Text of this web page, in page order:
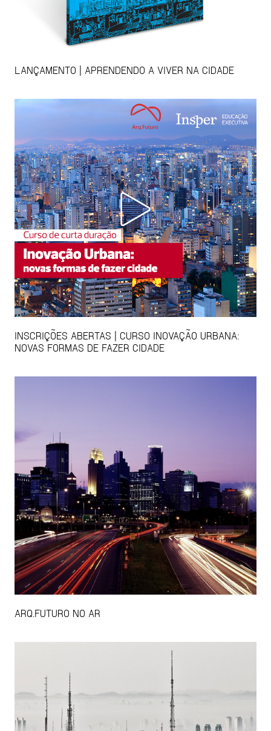
LANÇAMENTO | APRENDENDO A VIVER NA CIDADE
INSCRIÇÕES ABERTAS | CURSO INOVAÇÃO URBANA:
NOVAS FORMAS DE FAZER CIDADE
ARQ.FUTURO NO AR